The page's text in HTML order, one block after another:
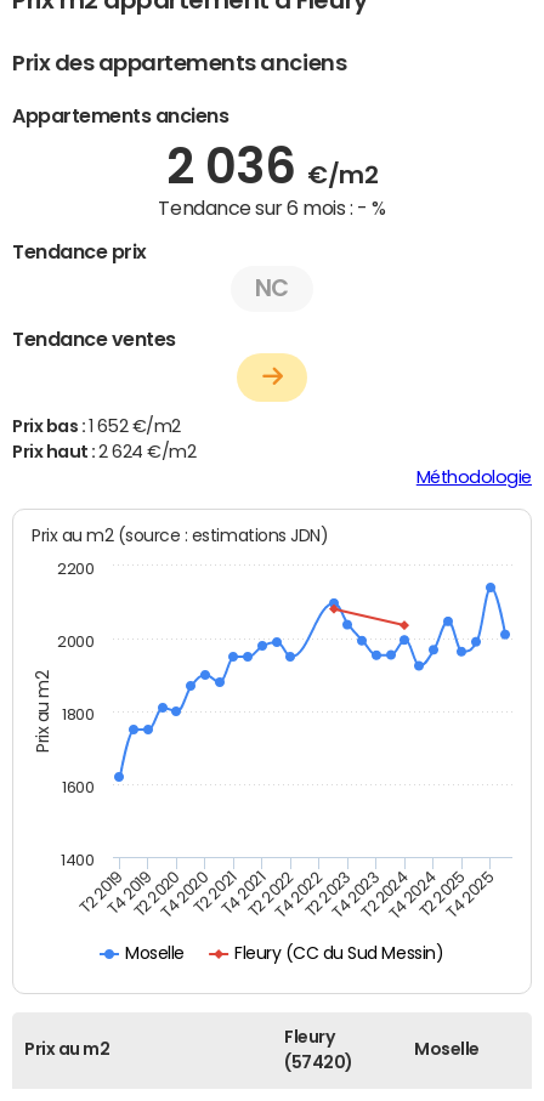
Prix des appartements anciens
Appartements anciens
2 036 €/m2
Tendance sur 6 mois : - %
Tendance prix
NC
Tendance ventes
Prix bas : 1 652 €/m2
Prix haut :2 624 €/m2
Méthodologie
Prix au m2
Prix au m2 (source : estimations JDN)
Moselle Fleury (CC du Sud Messin)
T2 2019T4 2019T2 2020T4 2020T2 2021T4 2021T2 2022T4 2022T2 2023T4 2023T2 2024T4 2024T2 2025T4 2025
1400
1600
1800
2000
2200
Prix au m2
Fleury
(57420)
Moselle